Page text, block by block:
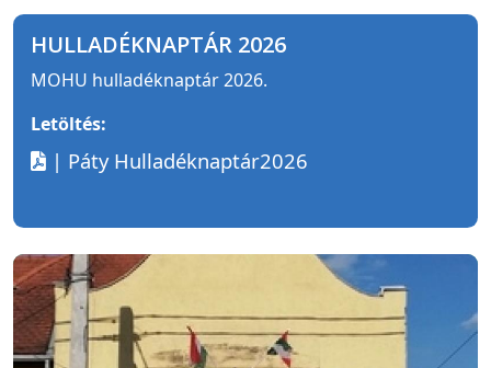
HULLADÉKNAPTÁR 2026
MOHU hulladéknaptár 2026.
Letöltés:
| Páty Hulladéknaptár2026